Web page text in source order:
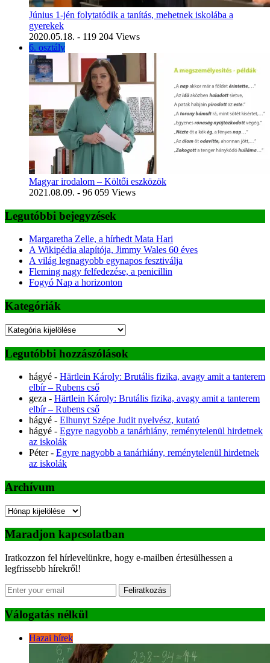
Június 1-jén folytatódik a tanítás, mehetnek iskolába a
gyerekek
2020.05.18. - 119 204 Views
6. osztály
Magyar irodalom – Költői eszközök
2021.08.09. - 96 059 Views
Legutóbbi bejegyzések
Margaretha Zelle, a hírhedt Mata Hari
A Wikipédia alapítója, Jimmy Wales 60 éves
A világ legnagyobb egynapos fesztiválja
Fleming nagy felfedezése, a penicillin
Fogyó Nap a horizonton
Kategóriák
Kategóriák
Legutóbbi hozzászólások
hágyé - Härtlein Károly: Brutális fizika, avagy amit a tanterem
elbír – Rubens cső
geza - Härtlein Károly: Brutális fizika, avagy amit a tanterem
elbír – Rubens cső
hágyé - Elhunyt Szépe Judit nyelvész, kutató
hágyé - Egyre nagyobb a tanárhiány, reménytelenül hirdetnek
az iskolák
Péter- Egyre nagyobb a tanárhiány, reménytelenül hirdetnek
az iskolák
Archívum
Archívum
Maradjon kapcsolatban
Iratkozzon fel hírlevelünkre, hogy e-mailben értesülhessen a
legfrissebb hírekről!
Feliratkozás
Válogatás nélkül
Hazai hírek